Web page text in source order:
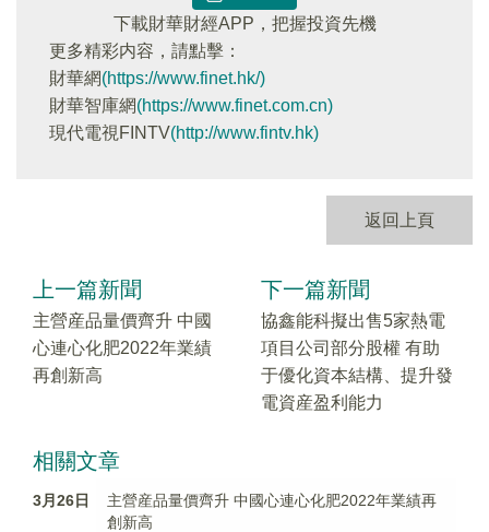
下載財華財經APP，把握投資先機
更多精彩内容，請點擊：
財華網(https://www.finet.hk/)
財華智庫網(https://www.finet.com.cn)
現代電視FINTV(http://www.fintv.hk)
返回上頁
上一篇新聞
主營産品量價齊升 中國
心連心化肥2022年業績
再創新高
下一篇新聞
協鑫能科擬出售5家熱電
項目公司部分股權 有助
于優化資本結構、提升發
電資産盈利能力
相關文章
3月26日
主營産品量價齊升 中國心連心化肥2022年業績再
創新高